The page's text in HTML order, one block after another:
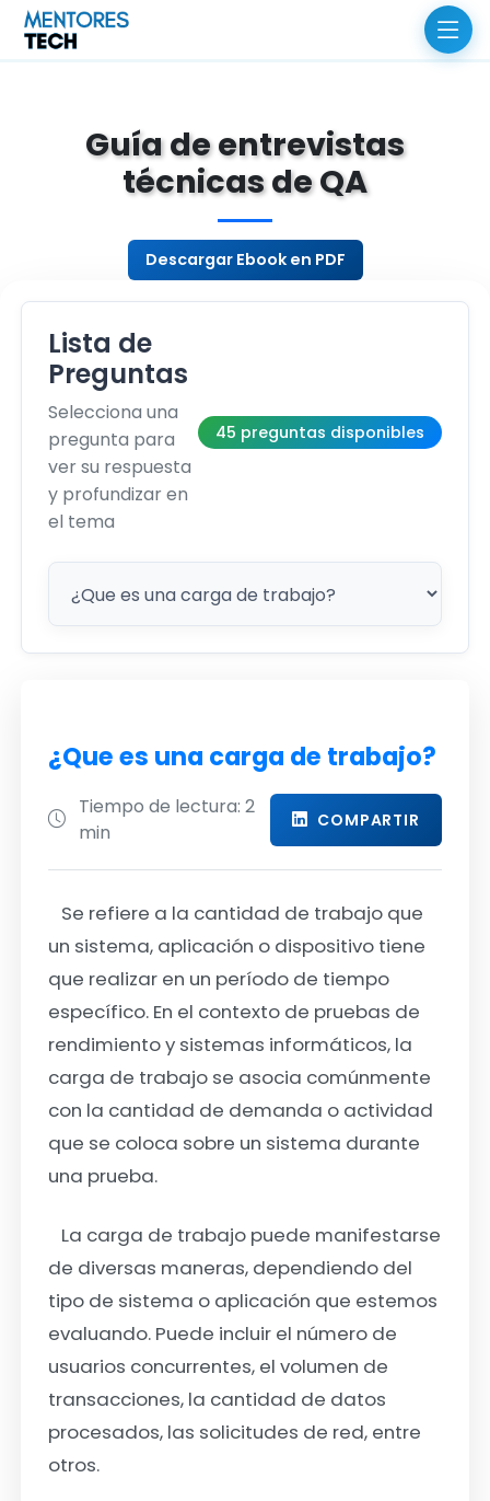
Guía de entrevistas
técnicas de QA
Descargar Ebook en PDF
Lista de
Preguntas
Selecciona una
pregunta para
ver su respuesta
y profundizar en
el tema
45 preguntas disponibles
¿Que es una carga de trabajo?
Tiempo de lectura: 2
min
COMPARTIR
Se refiere a la cantidad de trabajo que
un sistema, aplicación o dispositivo tiene
que realizar en un período de tiempo
específico. En el contexto de pruebas de
rendimiento y sistemas informáticos, la
carga de trabajo se asocia comúnmente
con la cantidad de demanda o actividad
que se coloca sobre un sistema durante
una prueba.
La carga de trabajo puede manifestarse
de diversas maneras, dependiendo del
tipo de sistema o aplicación que estemos
evaluando. Puede incluir el número de
usuarios concurrentes, el volumen de
transacciones, la cantidad de datos
procesados, las solicitudes de red, entre
otros.